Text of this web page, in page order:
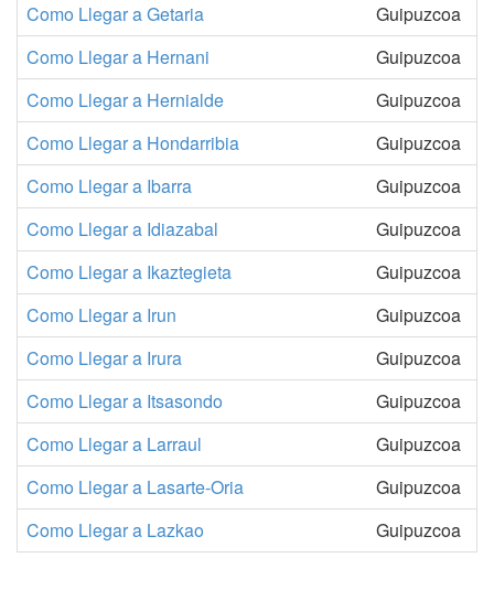
Como Llegar a Getaria
Guipuzcoa
Como Llegar a Hernani
Guipuzcoa
Como Llegar a Hernialde
Guipuzcoa
Como Llegar a Hondarribia
Guipuzcoa
Como Llegar a Ibarra
Guipuzcoa
Como Llegar a Idiazabal
Guipuzcoa
Como Llegar a Ikaztegieta
Guipuzcoa
Como Llegar a Irun
Guipuzcoa
Como Llegar a Irura
Guipuzcoa
Como Llegar a Itsasondo
Guipuzcoa
Como Llegar a Larraul
Guipuzcoa
Como Llegar a Lasarte-Oria
Guipuzcoa
Como Llegar a Lazkao
Guipuzcoa